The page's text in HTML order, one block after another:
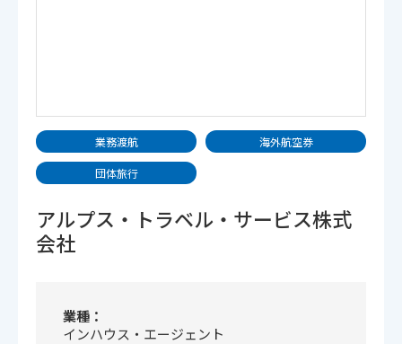
業務渡航 海外航空券
団体旅行
アルプス・トラベル・サービス株式
会社
業種
インハウス・エージェント